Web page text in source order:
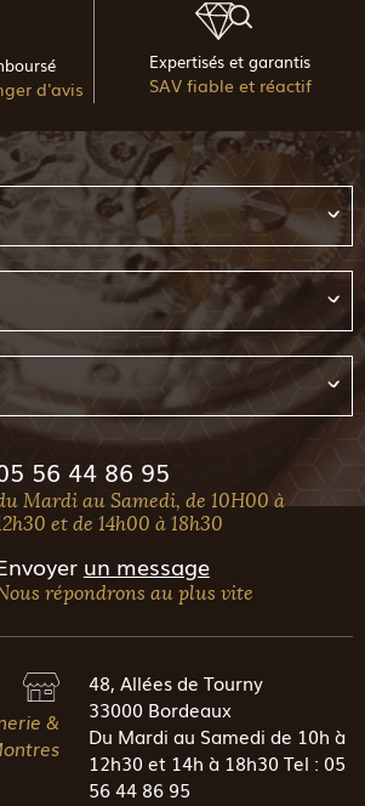
d'avis
Expertisés et garantis
SAV fiable et réactif
56 44 86 95
Mardi au Samedi, de 10H00 à
et de 14h00 à 18h30
un message
répondrons au plus vite
&
48, Allées de Tourny
33000 Bordeaux
Du Mardi au Samedi de 10h à
12h30 et 14h à 18h30 Tel : 05
56 44 86 95